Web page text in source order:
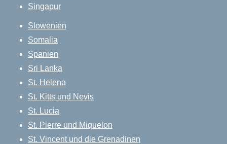
Singapur
Slowenien
Somalia
Spanien
Sri Lanka
St. Helena
St. Kitts und Nevis
St. Lucia
St. Pierre und Miquelon
St. Vincent und die Grenadinen